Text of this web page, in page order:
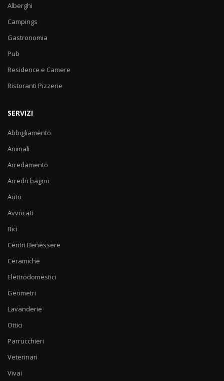
Alberghi
Campings
Gastronomia
Pub
Residence e Camere
Ristoranti Pizzerie
SERVIZI
Abbigliamento
Animali
Arredamento
Arredo bagno
Auto
Avvocati
Bici
Centri Benessere
Ceramiche
Elettrodomestici
Geometri
Lavanderie
Ottici
Parrucchieri
Veterinari
Vivai